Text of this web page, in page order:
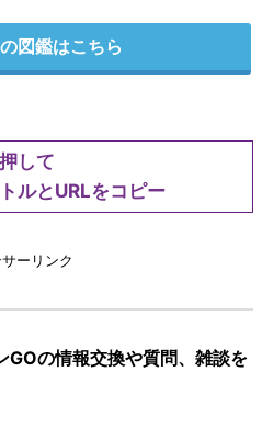
図鑑はこちら
して
ルとURLをコピー
ーリンク
GOの情報交換や質問、雑談を